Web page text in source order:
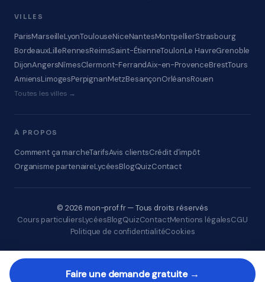
Faire une demande gratuite →
VILLES
ParisMarseilleLyonToulouseNiceNantesMontpellierStrasbourg
BordeauxLilleRennesReimsSaint-ÉtienneToulonLe HavreGrenoble
DijonAngersNîmesClermont-FerrandAix-en-ProvenceBrestTours
AmiensLimogesPerpignanMetzBesançonOrléansRouen
Toutes les villes →
À PROPOS
Comment ça marcheTarifsAvis clientsCrédit d'impôt
Organisme partenaireLycéesBlogQuizContact
© 2026 mon-prof.fr — Tous droits réservés
Cours particuliersLycéesBlogQuizContactMentions légalesCGU
Politique de confidentialitéCookies